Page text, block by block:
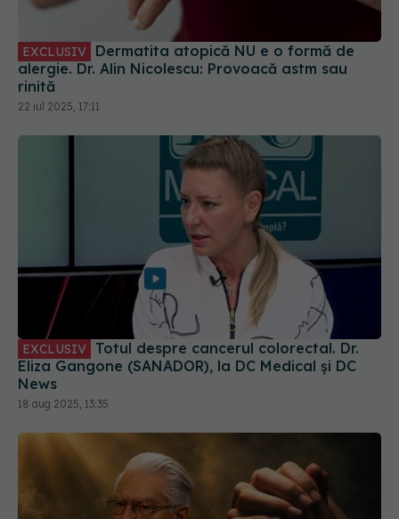
EXCLUSIV
alergie. Dr. Alin Nicolescu: Provoacă astm sau
rinită
22 iul 2025, 17:11
EXCLUSIV
Eliza Gangone (SANADOR), la DC Medical și DC
News
18 aug 2025, 13:35